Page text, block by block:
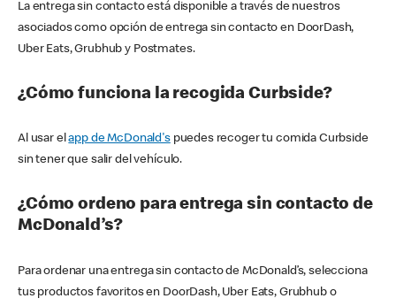
La entrega sin contacto está disponible a través de nuestros
asociados como opción de entrega sin contacto en DoorDash,
Uber Eats, Grubhub y Postmates.
¿Cómo funciona la recogida Curbside?
Al usar elapp de McDonald'spuedes recoger tu comida Curbside
sin tener que salir del vehículo.
¿Cómo ordeno para entrega sin contacto de
McDonald’s?
Para ordenar una entrega sin contacto de McDonald’s, selecciona
tus productos favoritos en DoorDash, Uber Eats, Grubhub o